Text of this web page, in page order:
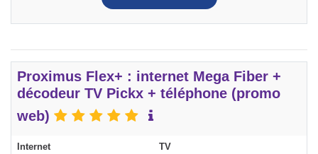
Proximus Flex+ : internet Mega Fiber +
décodeur TV Pickx + téléphone (promo
web)
Internet
TV